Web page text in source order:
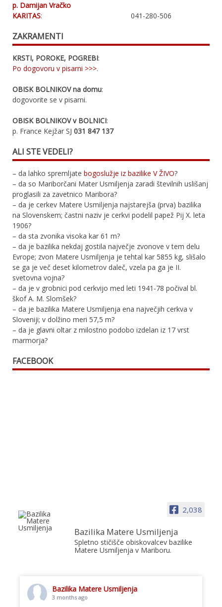
p. Damijan Vračko
KARITAS: 041-280-506
ZAKRAMENTI
KRSTI, POROKE, POGREBI:
Po dogovoru v pisarni >>>.
OBISK BOLNIKOV na domu:
dogovorite se v pisarni.
OBISK BOLNIKOV v BOLNICI:
p. France Kejžar SJ 031 847 137
ALI STE VEDELI?
– da lahko spremljate bogoslužje iz bazilike V ŽIVO?
– da so Mariborčani Mater Usmiljenja zaradi številnih uslišanj
proglasili za zavetnico Maribora?
– da je cerkev Matere Usmiljenja najstarejša (prva) bazilika
na Slovenskem; častni naziv je cerkvi podelil papež Pij X. leta
1906?
– da sta zvonika visoka kar 61 m?
– da je bazilika nekdaj gostila največje zvonove v tem delu
Evrope; zvon Matere Usmiljenja je tehtal kar 5855 kg, slišalo
se ga je več deset kilometrov daleč, vzela pa ga je II.
svetovna vojna?
– da je v grobnici pod cerkvijo med leti 1941-78 počival bl.
škof A. M. Slomšek?
– da je bazilika Matere Usmiljenja ena največjih cerkva v
Sloveniji; v dolžino meri 57,5 m?
– da je glavni oltar z milostno podobo izdelan iz 17 vrst
marmorja?
FACEBOOK
2,038
Bazilika Matere Usmiljenja
Spletno stičišče obiskovalcev bazilike
Matere Usmiljenja v Mariboru.
Bazilika Matere Usmiljenja
3 months ago